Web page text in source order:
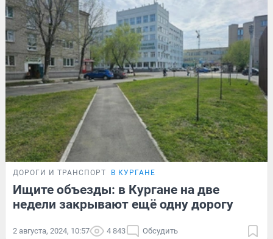
ДОРОГИ И ТРАНСПОРТ В КУРГАНЕ
Ищите объезды: в Кургане на две
недели закрывают ещё одну дорогу
2 августа, 2024, 10:57 4 843 Обсудить